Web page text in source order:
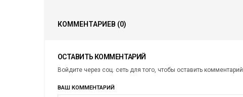
КОММЕНТАРИЕВ (0)
ОСТАВИТЬ КОММЕНТАРИЙ
Войдите через соц. сеть для того, чтобы оставить комментарий
ВАШ КОММЕНТАРИЙ